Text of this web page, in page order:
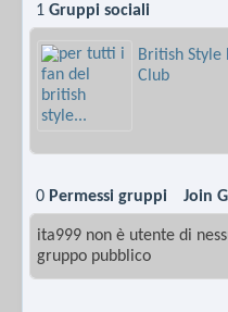
1 Gruppi sociali
British Style
Club
Join
0 Permessi gruppi
ita999 non è utente di
gruppo pubblico